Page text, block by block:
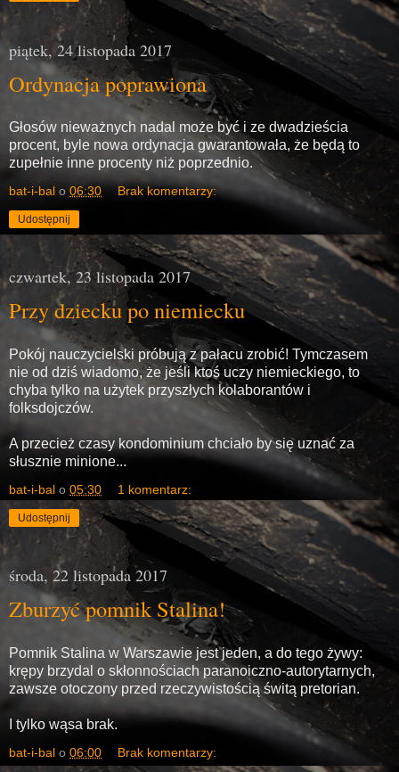
piątek, 24 listopada 2017
Ordynacja poprawiona
Głosów nieważnych nadal może być i ze dwadzieścia
procent, byle nowa ordynacja gwarantowała, że będą to
zupełnie inne procenty niż poprzednio.
bat-i-bal o 06:30 Brak komentarzy:
Udostępnij
czwartek, 23 listopada 2017
Przy dziecku po niemiecku
Pokój nauczycielski próbują z pałacu zrobić! Tymczasem
nie od dziś wiadomo, że jeśli ktoś uczy niemieckiego, to
chyba tylko na użytek przyszłych kolaborantów i
folksdojczów.
A przecież czasy kondominium chciało by się uznać za
słusznie minione...
bat-i-bal o 05:30 1 komentarz:
Udostępnij
środa, 22 listopada 2017
Zburzyć pomnik Stalina!
Pomnik Stalina w Warszawie jest jeden, a do tego żywy:
krępy brzydal o skłonnościach paranoiczno-autorytarnych,
zawsze otoczony przed rzeczywistością świtą pretorian.
I tylko wąsa brak.
bat-i-bal o 06:00 Brak komentarzy: